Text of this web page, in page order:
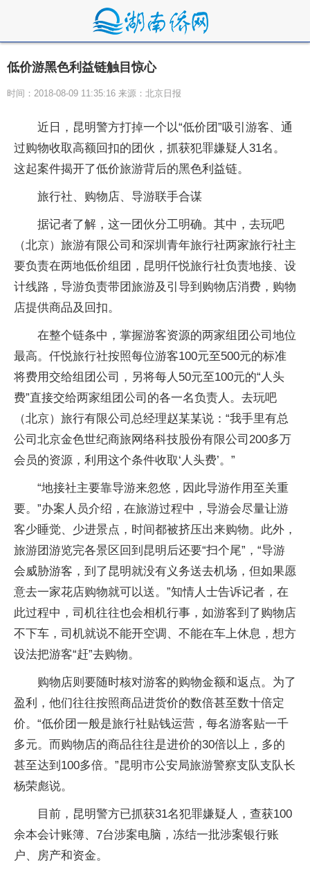
低价游黑色利益链触目惊心
时间：2018-08-09 11:35:16 来源：北京日报
近日，昆明警方打掉一个以“低价团”吸引游客、通
过购物收取高额回扣的团伙，抓获犯罪嫌疑人31名。
这起案件揭开了低价旅游背后的黑色利益链。
旅行社、购物店、导游联手合谋
据记者了解，这一团伙分工明确。其中，去玩吧
（北京）旅游有限公司和深圳青年旅行社两家旅行社主
要负责在两地低价组团，昆明仟悦旅行社负责地接、设
计线路，导游负责带团旅游及引导到购物店消费，购物
店提供商品及回扣。
在整个链条中，掌握游客资源的两家组团公司地位
最高。仟悦旅行社按照每位游客100元至500元的标准
将费用交给组团公司，另将每人50元至100元的“人头
费”直接交给两家组团公司的各一名负责人。去玩吧
（北京）旅行有限公司总经理赵某某说：“我手里有总
公司北京金色世纪商旅网络科技股份有限公司200多万
会员的资源，利用这个条件收取‘人头费’。”
“地接社主要靠导游来忽悠，因此导游作用至关重
要。”办案人员介绍，在旅游过程中，导游会尽量让游
客少睡觉、少进景点，时间都被挤压出来购物。此外，
旅游团游览完各景区回到昆明后还要“扫个尾”，“导游
会威胁游客，到了昆明就没有义务送去机场，但如果愿
意去一家花店购物就可以送。”知情人士告诉记者，在
此过程中，司机往往也会相机行事，如游客到了购物店
不下车，司机就说不能开空调、不能在车上休息，想方
设法把游客“赶”去购物。
购物店则要随时核对游客的购物金额和返点。为了
盈利，他们往往按照商品进货价的数倍甚至数十倍定
价。“低价团一般是旅行社贴钱运营，每名游客贴一千
多元。而购物店的商品往往是进价的30倍以上，多的
甚至达到100多倍。”昆明市公安局旅游警察支队支队长
杨荣彪说。
目前，昆明警方已抓获31名犯罪嫌疑人，查获100
余本会计账簿、7台涉案电脑，冻结一批涉案银行账
户、房产和资金。